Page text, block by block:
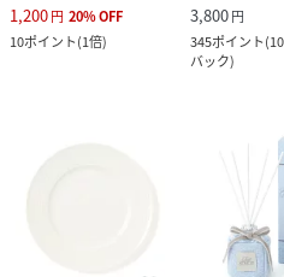
1,200円 20%OFF
10ポイント(1倍)
3,800円
345ポイント(
バック)